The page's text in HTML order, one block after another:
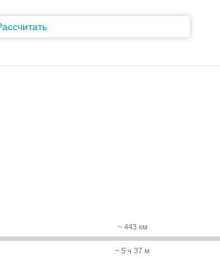
~ 443 км
~ 5 ч 37 м